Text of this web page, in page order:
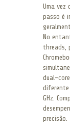
Uma vez
passo é
No
threads,
dual-
diferente
GHz.
precisão.